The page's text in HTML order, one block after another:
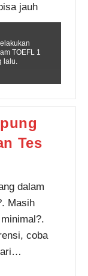
jauh
Tes
dalam
Masih
coba
TOEFL 1
lalu.